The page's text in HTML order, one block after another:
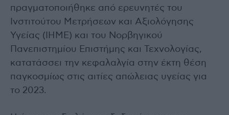
πραγματοποιήθηκε από ερευνητές του
Ινστιτούτου Μετρήσεων και Αξιολόγησης
Υγείας (IHME) και του Νορβηγικού
Πανεπιστημίου Επιστήμης και Τεχνολογίας,
κατατάσσει την κεφαλαλγία στην έκτη θέση
παγκοσμίως στις αιτίες απώλειας υγείας για
το 2023.